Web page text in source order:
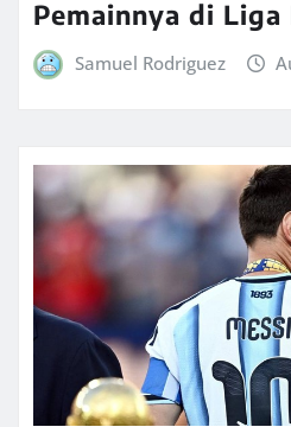
Pemainnya di
Samuel Rodriguez